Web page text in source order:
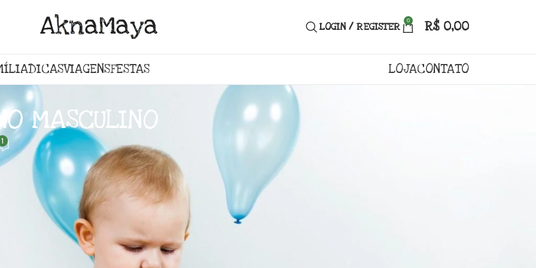
LOGIN / REGISTER 0 R$0,00
DICASVIAGENSFESTAS LOJACONTATO
MASCULINO
1
PARA FESTA 1 ANO MASCULINO
é uma parte essencial da infância, e não há momento mais especial para fazer
perfeito para a festa de aniversário do seu pequeno é uma oportunidade
Há um universo de possibilidades esperando para serem descobertas. Neste
de aniversário infantil que encantarão tanto os pequenos quanto os adultos,